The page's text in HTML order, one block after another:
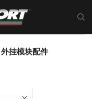
外挂模块配件